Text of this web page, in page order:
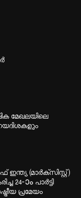
മേഖലയിലെ
ഇന്ത്യ (മാർക്സിസ്റ്റ്)
24‐ാം പാർട്ടി
പ്രമേയം